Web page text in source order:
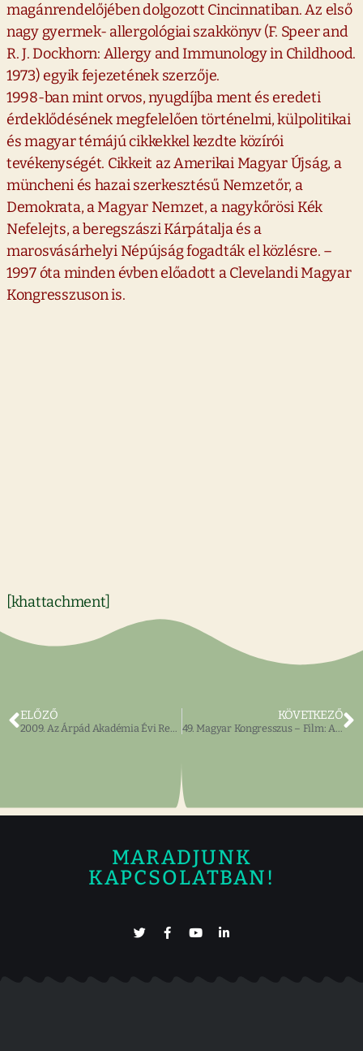
magánrendelőjében dolgozott Cincinnatiban. Az első
nagy gyermek- allergológiai szakkönyv (F. Speer and
R. J. Dockhorn: Allergy and Immunology in Childhood.
1973) egyik fejezetének szerzője.
1998-ban mint orvos, nyugdíjba ment és eredeti
érdeklődésének megfelelően történelmi, külpolitikai
és magyar témájú cikkekkel kezdte közírói
tevékenységét. Cikkeit az Amerikai Magyar Újság, a
müncheni és hazai szerkesztésű Nemzetőr, a
Demokrata, a Magyar Nemzet, a nagykőrösi Kék
Nefelejts, a beregszászi Kárpátalja és a
marosvásárhelyi Népújság fogadták el közlésre. –
1997 óta minden évben előadott a Clevelandi Magyar
Kongresszuson is.
[khattachment]
ELŐZŐ
2009. Az Árpád Akadémia Évi Rendes Közgyűlése
KÖVETKEZŐ
49. Magyar Kongresszus – Film: A Trianon szindróma
MARADJUNK
KAPCSOLATBAN!